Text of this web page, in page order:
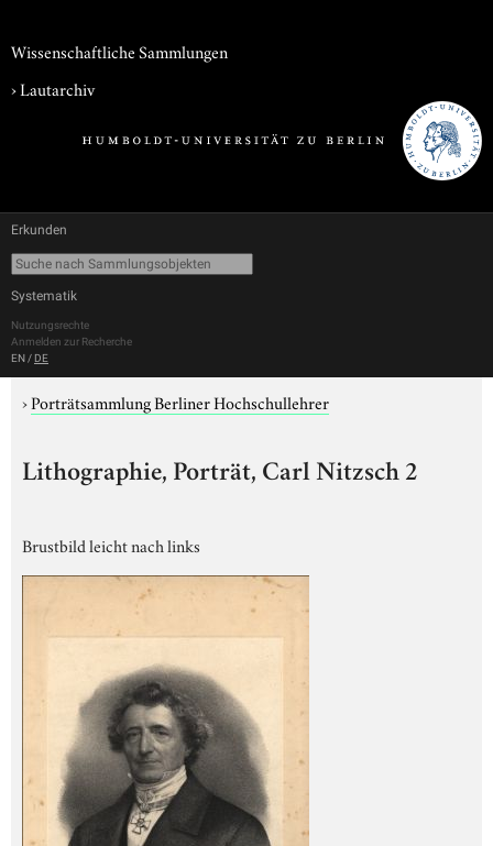
Wissenschaftliche Sammlungen
›Lautarchiv
Erkunden
Systematik
Nutzungsrechte
Anmelden zur Recherche
EN / DE
›Porträtsammlung Berliner Hochschullehrer
Lithographie, Porträt, Carl Nitzsch 2
Brustbild leicht nach links